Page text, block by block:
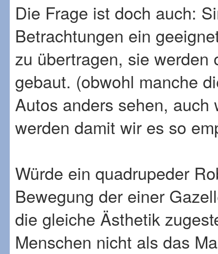
Die Frage ist doch auch:
Betrachtungen ein
zu übertragen, sie
gebaut. (obwohl manche
Autos anders sehen,
werden damit wir es so
Würde ein quadrupeder
Bewegung der einer
die gleiche Ästhetik
Menschen nicht als das